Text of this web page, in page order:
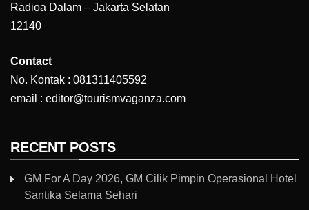
Radioa Dalam – Jakarta Selatan
12140
Contact
No. Kontak : 081311405592
email : editor@tourismvaganza.com
RECENT POSTS
GM For A Day 2026, GM Cilik Pimpin Operasional Hotel
Santika Selama Sehari